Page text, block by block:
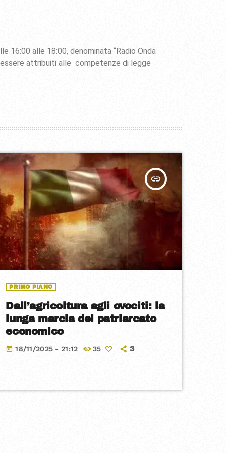
16:00 alle 18:00, denominata “Radio Onda
attribuiti alle competenze di legge
insert_link
PRIMO PIANO
Dall’agricoltura agli ovociti: la
lunga marcia del patriarcato
economico
today 18/11/2025 - 21:12 35 3